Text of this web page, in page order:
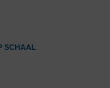
SCHAAL